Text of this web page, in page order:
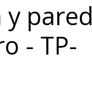
pared
- TP-